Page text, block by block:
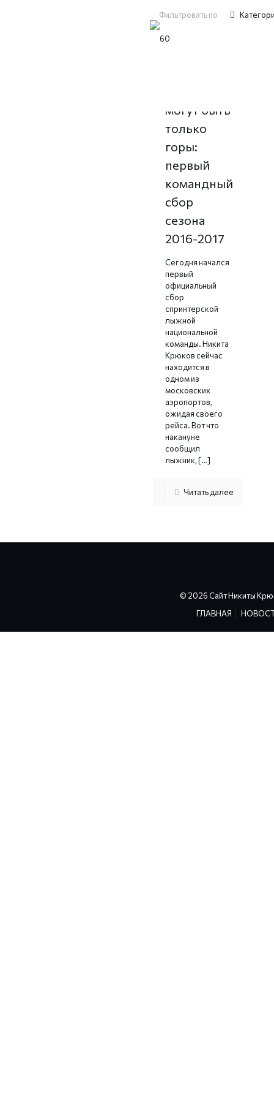
Фильтровать по
могут быть
только
горы:
первый
командный
сбор
сезона
2016-2017
Сегодня начался
первый
официальный
сбор
спринтерской
лыжной
национальной
команды. Никита
Крюков сейчас
находится в
одном из
московских
аэропортов,
ожидая своего
рейса. Вот что
накануне
сообщил
лыжник,[…]
Читать далее
© 2026 Сайт Никиты
ГЛАВНАЯ